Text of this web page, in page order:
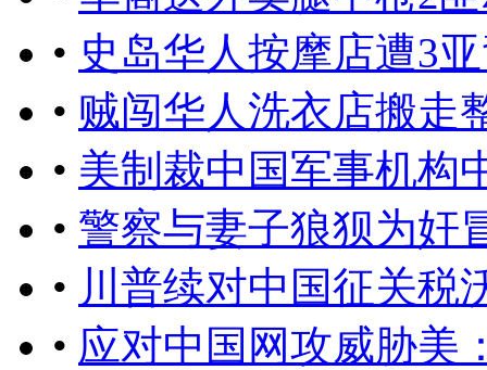
• 史岛华人按摩店遭3
• 贼闯华人洗衣店搬走
• 美制裁中国军事机构
• 警察与妻子狼狈为奸
• 川普续对中国征关税
• 应对中国网攻威胁美